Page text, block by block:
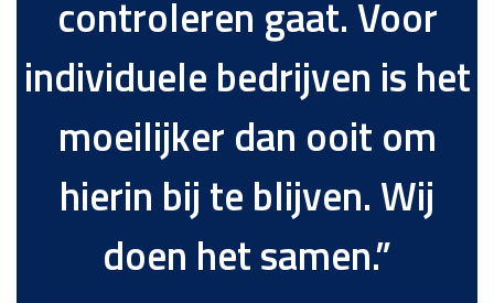
controleren gaat. Voor
individuele bedrijven is het
moeilijker dan ooit om
hierin bij te blijven. Wij
doen het samen.”